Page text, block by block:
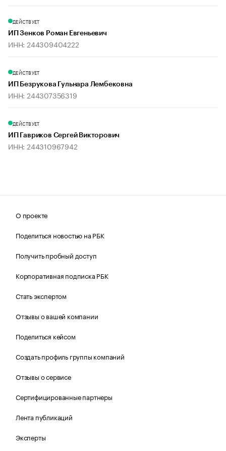
ДЕЙСТВУЕТ
ИП Зенков Роман Евгеньевич
ИНН: 244309404222
ДЕЙСТВУЕТ
ИП Безрукова Гульнара Лембековна
ИНН: 244307356319
ДЕЙСТВУЕТ
ИП Гавриков Сергей Викторович
ИНН: 244310967942
О проекте
Поделиться новостью на РБК
Получить пробный доступ
Корпоративная подписка РБК
Стать экспертом
Отзывы о вашей компании
Поделиться кейсом
Создать профиль группы компаний
Отзывы о сервисе
Сертифицированные партнеры
Лента публикаций
Эксперты